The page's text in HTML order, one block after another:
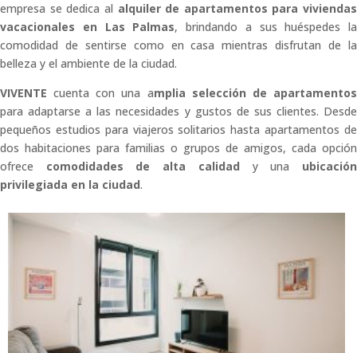
empresa se dedica al alquiler de apartamentos para viviendas
vacacionales en Las Palmas, brindando a sus huéspedes la
comodidad de sentirse como en casa mientras disfrutan de la
belleza y el ambiente de la ciudad.
VIVENTE cuenta con una amplia selección de apartamentos
para adaptarse a las necesidades y gustos de sus clientes. Desde
pequeños estudios para viajeros solitarios hasta apartamentos de
dos habitaciones para familias o grupos de amigos, cada opción
ofrece comodidades de alta calidad y una ubicación
privilegiada en la ciudad.